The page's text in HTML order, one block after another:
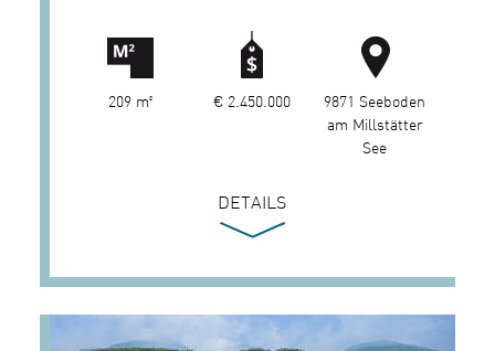
209 m² € 2.450.000
9871 Seeboden
am Millstätter
See
DETAILS